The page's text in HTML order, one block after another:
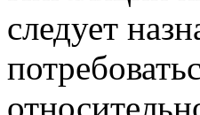
следует